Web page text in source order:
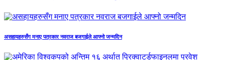
असहायहरुसँग मनाए पत्रकार नवराज बजगाईले आफ्नो जन्मदिन